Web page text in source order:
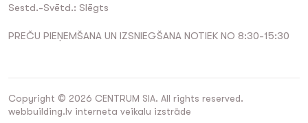
Sestd.-Svētd.: Slēgts
PREČU PIEŅEMŠANA UN IZSNIEGŠANA NOTIEK NO 8:30-15:30
Copyright © 2026 CENTRUM SIA. All rights reserved.
webbuilding.lv interneta veikalu izstrāde